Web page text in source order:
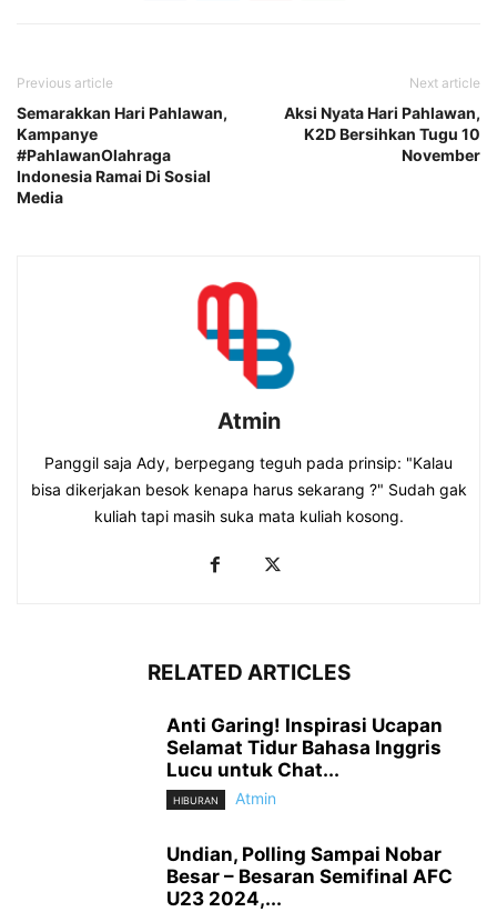
Previous article
Semarakkan Hari Pahlawan,
Kampanye
#PahlawanOlahraga
Indonesia Ramai Di Sosial
Media
Next article
Aksi Nyata Hari Pahlawan,
K2D Bersihkan Tugu 10
November
Atmin
Panggil saja Ady, berpegang teguh pada prinsip: "Kalau
bisa dikerjakan besok kenapa harus sekarang ?" Sudah gak
kuliah tapi masih suka mata kuliah kosong.
RELATED ARTICLES
Anti Garing! Inspirasi Ucapan
Selamat Tidur Bahasa Inggris
Lucu untuk Chat...
HIBURAN Atmin
Undian, Polling Sampai Nobar
Besar – Besaran Semifinal AFC
U23 2024,...